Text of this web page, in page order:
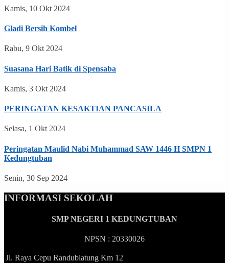
Kamis, 10 Okt 2024
Gladi Bersih Kombel
Rabu, 9 Okt 2024
Suasana Hari Batik di Spensaba
Kamis, 3 Okt 2024
PERINGATAN KESAKTIAN PANCASILA
Selasa, 1 Okt 2024
Peringatan Maulid Nabi Muhammad SAW 1446 H SMPN 1
Kedungtuban
Senin, 30 Sep 2024
INFORMASI SEKOLAH
SMP NEGERI 1 KEDUNGTUBAN
NPSN : 20330026
Jl. Raya Cepu Randublatung Km 12